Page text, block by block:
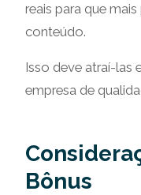
reais para que
conteúdo.
Isso deve atraí-las
empresa de
Bônus